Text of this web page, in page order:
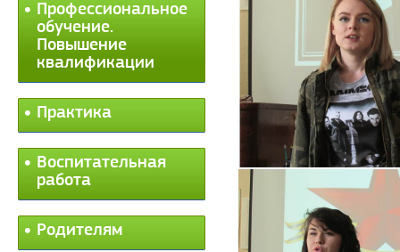
Профессиональное
обучение.
Повышение
квалификации
Практика
Воспитательная
работа
Родителям